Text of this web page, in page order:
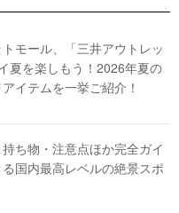
モール、「三井アウトレッ
夏を楽しもう！2026年夏の
イテムを一挙ご紹介！
ち物・注意点ほか完全ガイ
国内最高レベルの絶景スポ